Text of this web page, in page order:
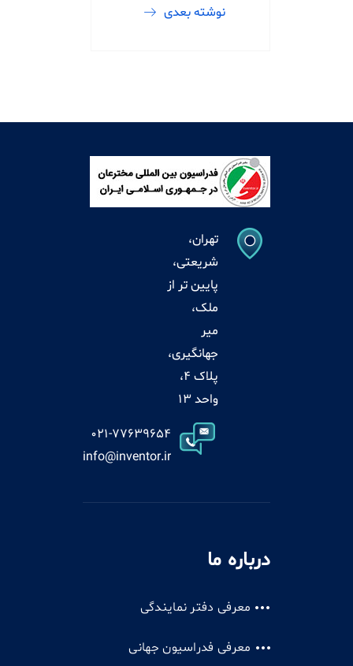
نوشته بعدی
تهران،
شریعتی،
پایین تر از
ملک،
میر
جهانگیری،
پلاک 4،
واحد 13
021-77639654
info@inventor.ir
درباره ما
معرفی دفتر نمایندگی
معرفی فدراسیون جهانی